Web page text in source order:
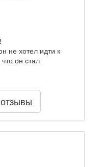
не хотел идти к
он стал